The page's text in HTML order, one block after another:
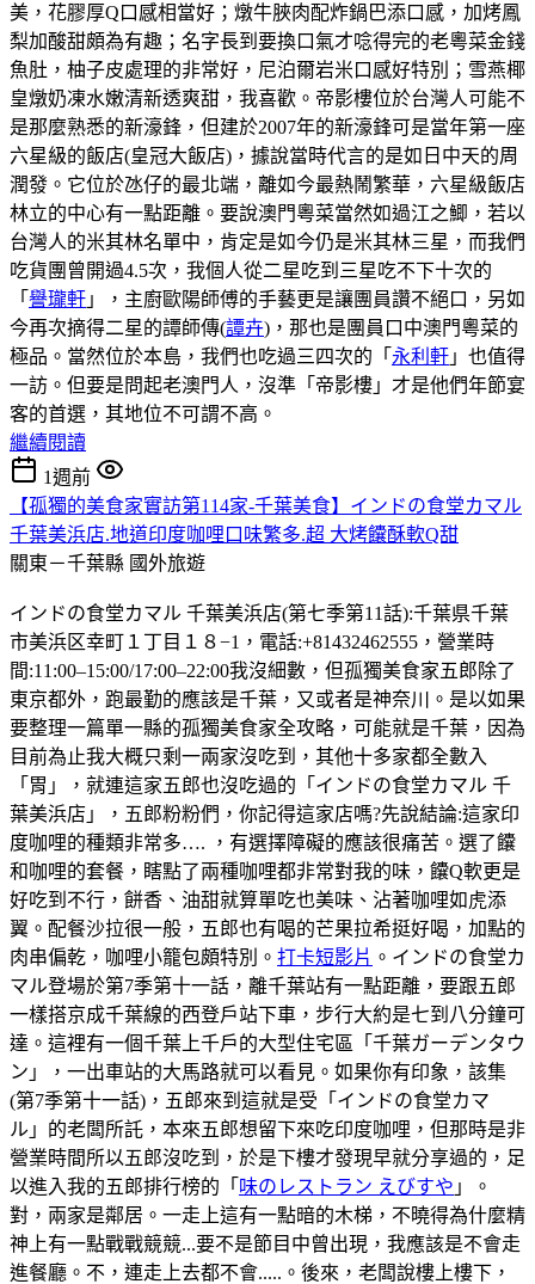
美，花膠厚Q口感相當好；燉牛脥肉配炸鍋巴添口感，加烤鳳
梨加酸甜頗為有趣；名字長到要換口氣才唸得完的老粵菜金錢
魚肚，柚子皮處理的非常好，尼泊爾岩米口感好特別；雪燕椰
皇燉奶凍水嫩清新透爽甜，我喜歡。帝影樓位於台灣人可能不
是那麼熟悉的新濠鋒，但建於2007年的新濠鋒可是當年第一座
六星級的飯店(皇冠大飯店)，據說當時代言的是如日中天的周
潤發。它位於氹仔的最北端，離如今最熱鬧繁華，六星級飯店
林立的中心有一點距離。要說澳門粵菜當然如過江之鯽，若以
台灣人的米其林名單中，肯定是如今仍是米其林三星，而我們
吃貨團曾開過4.5次，我個人從二星吃到三星吃不下十次的
「 譽瓏軒 」，主廚歐陽師傅的手藝更是讓團員讚不絕口，另如
今再次摘得二星的譚師傳(譚卉)，那也是團員口中澳門粵菜的
極品。當然位於本島，我們也吃過三四次的「 永利軒 」也值得
一訪。但要是問起老澳門人，沒準「帝影樓」才是他們年節宴
客的首選，其地位不可謂不高。
繼續閱讀
1週前
【孤獨的美食家實訪第114家-千葉美食】インドの食堂カマル
千葉美浜店.地道印度咖哩口味繁多.超 大烤饢酥軟Q甜
關東－千葉縣 國外旅遊
インドの食堂カマル 千葉美浜店(第七季第11話):千葉県千葉
市美浜区幸町１丁目１８−1，電話:+81432462555，營業時
間:11:00–15:00/17:00–22:00我沒細數，但孤獨美食家五郎除了
東京都外，跑最勤的應該是千葉，又或者是神奈川。是以如果
要整理一篇單一縣的孤獨美食家全攻略，可能就是千葉，因為
目前為止我大概只剩一兩家沒吃到，其他十多家都全數入
「胃」，就連這家五郎也沒吃過的「インドの食堂カマル 千
葉美浜店」，五郎粉粉們，你記得這家店嗎?先說結論:這家印
度咖哩的種類非常多…. ，有選擇障礙的應該很痛苦。選了饢
和咖哩的套餐，瞎點了兩種咖哩都非常對我的味，饢Q軟更是
好吃到不行，餅香、油甜就算單吃也美味、沾著咖哩如虎添
翼。配餐沙拉很一般，五郎也有喝的芒果拉希挺好喝，加點的
肉串偏乾，咖哩小籠包頗特別。 打卡短影片 。インドの食堂カ
マル登場於第7季第十一話，離千葉站有一點距離，要跟五郎
一樣搭京成千葉線的西登戶站下車，步行大約是七到八分鐘可
達。這裡有一個千葉上千戶的大型住宅區「千葉ガーデンタウ
ン」，一出車站的大馬路就可以看見。如果你有印象，該集
(第7季第十一話)，五郎來到這就是受「インドの食堂カマ
ル」的老闆所託，本來五郎想留下來吃印度咖哩，但那時是非
營業時間所以五郎沒吃到，於是下樓才發現早就分享過的，足
以進入我的五郎排行榜的「 味のレストラン えびすや 」。
對，兩家是鄰居。一走上這有一點暗的木梯，不曉得為什麼精
神上有一點戰戰競競...要不是節目中曾出現，我應該是不會走
進餐廳。不，連走上去都不會.....。後來，老闆說樓上樓下，